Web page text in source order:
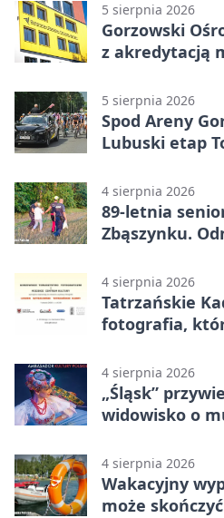
5 sierpnia 2026
Gorzowski
z akredytacją
5 sierpnia 2026
Spod Areny
Lubuski etap
4 sierpnia 2026
89-letnia
Zbąszynku.
4 sierpnia 2026
Tatrzańskie
fotografia,
4 sierpnia 2026
„Śląsk”
widowisko o
4 sierpnia 2026
Wakacyjny
może